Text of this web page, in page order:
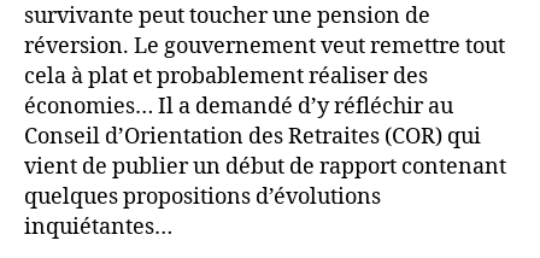
survivante peut toucher une pension de
réversion. Le gouvernement veut remettre tout
cela à plat et probablement réaliser des
économies… Il a demandé d’y réfléchir au
Conseil d’Orientation des Retraites (COR) qui
vient de publier un début de rapport contenant
quelques propositions d’évolutions
inquiétantes…